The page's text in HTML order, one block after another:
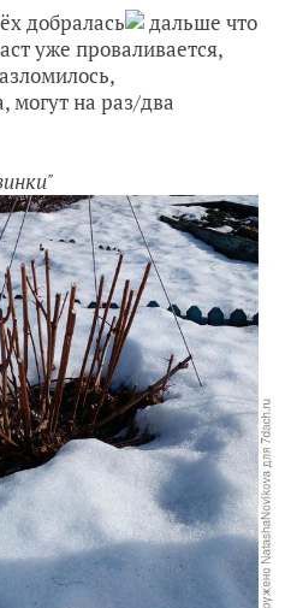
добралась
дальше что
уже проваливается,
на раз/два